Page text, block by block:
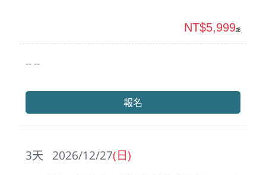
-- --
NT$5,999起
報名
2026/12/27(日)
3天